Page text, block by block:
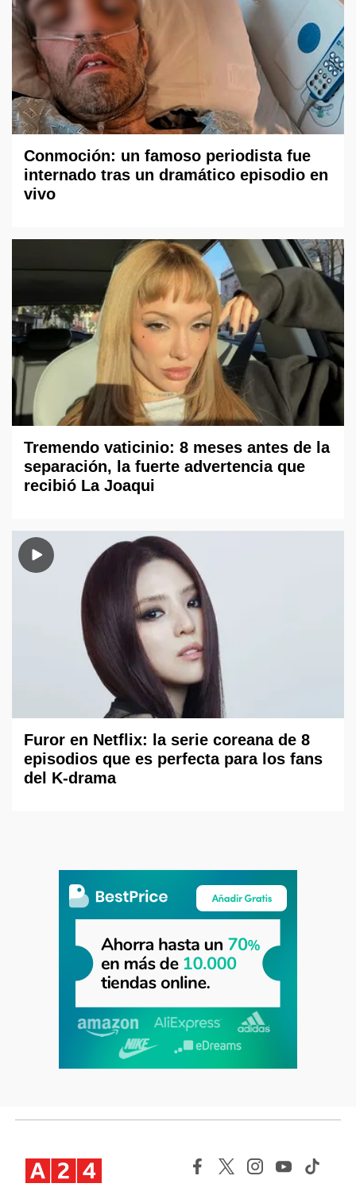
Conmoción: un famoso periodista fue
internado tras un dramático episodio en
vivo
Tremendo vaticinio: 8 meses antes de la
separación, la fuerte advertencia que
recibió La Joaqui
Furor en Netflix: la serie coreana de 8
episodios que es perfecta para los fans
del K-drama